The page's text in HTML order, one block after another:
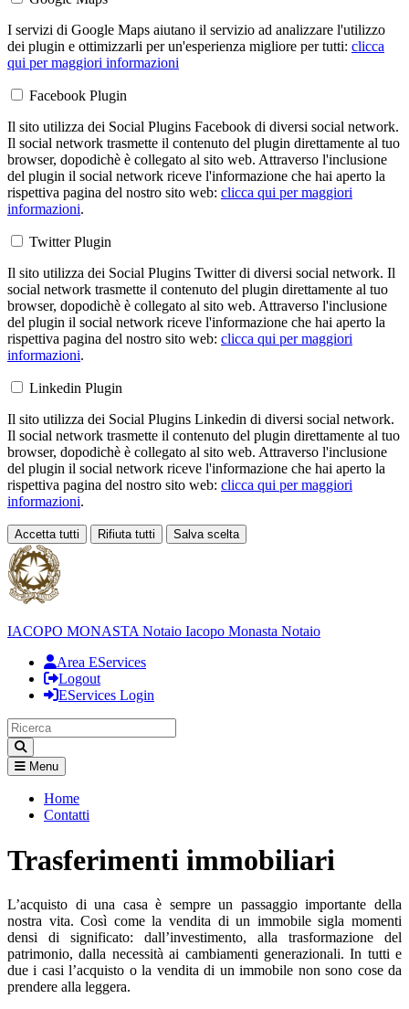
I servizi di Google Maps aiutano il servizio ad analizzare l'utilizzo
dei plugin e ottimizzarli per un'esperienza migliore per tutti: clicca
qui per maggiori informazioni
Facebook Plugin
Il sito utilizza dei Social Plugins Facebook di diversi social network.
Il social network trasmette il contenuto del plugin direttamente al tuo
browser, dopodichè è collegato al sito web. Attraverso l'inclusione
del plugin il social network riceve l'informazione che hai aperto la
rispettiva pagina del nostro sito web: clicca qui per maggiori
informazioni.
Twitter Plugin
Il sito utilizza dei Social Plugins Twitter di diversi social network. Il
social network trasmette il contenuto del plugin direttamente al tuo
browser, dopodichè è collegato al sito web. Attraverso l'inclusione
del plugin il social network riceve l'informazione che hai aperto la
rispettiva pagina del nostro sito web: clicca qui per maggiori
informazioni.
Linkedin Plugin
Il sito utilizza dei Social Plugins Linkedin di diversi social network.
Il social network trasmette il contenuto del plugin direttamente al tuo
browser, dopodichè è collegato al sito web. Attraverso l'inclusione
del plugin il social network riceve l'informazione che hai aperto la
rispettiva pagina del nostro sito web: clicca qui per maggiori
informazioni.
Accetta tutti Rifiuta tutti Salva scelta
Loading...
IACOPO MONASTA Notaio Iacopo Monasta Notaio
Area EServices
Logout
EServices Login
Menu
Home
Contatti
Trasferimenti immobiliari
L’acquisto di una casa è sempre un passaggio importante della
nostra vita. Così come la vendita di un immobile sigla momenti
densi di significato: dall’investimento, alla trasformazione del
patrimonio, dalla necessità ai cambiamenti generazionali. In tutti e
due i casi l’acquisto o la vendita di un immobile non sono cose da
prendere alla leggera.